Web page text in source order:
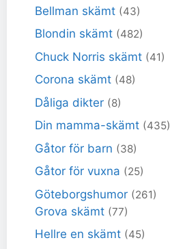
Bellman skämt (43)
Blondin skämt (482)
Chuck Norris skämt (41)
Corona skämt (48)
Dåliga dikter (8)
Din mamma-skämt (435)
Gåtor för barn (38)
Gåtor för vuxna (25)
Göteborgshumor (261)
Grova skämt (77)
Hellre en skämt (45)